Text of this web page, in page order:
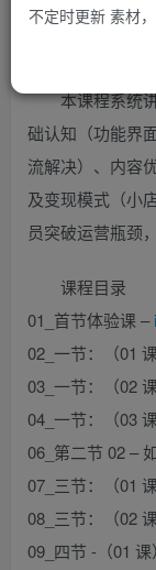
本课程系统
础认知（功能界
流解决）、内容
及变现模式（小
员突破运营瓶颈
课程目录
01_首节体验课 –
02_一节：（01
03_一节：（02
04_一节：（03
06_第二节 02 –
07_三节：（01
08_三节：（02
09_四节 -（01
不定时更新 素材